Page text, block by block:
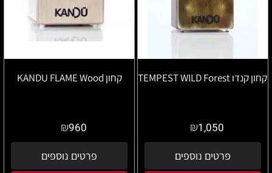
קחון קנדו TEMPEST WILD Forest
₪1,050
פרטים נוספים
קחון KANDU FLAME Wood
₪960
פרטים נוספים